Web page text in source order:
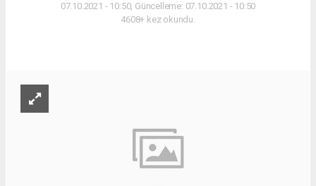
07.10.2021 - 10:50, Güncelleme: 07.10.2021 - 10:50
4608+ kez okundu.